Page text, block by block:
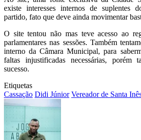
existe interesses internos de suplentes
partido, fato que deve ainda movimentar
O site tentou não mas teve acesso ao
parlamentares nas sessões. Também
interno da Câmara Municipal, para
faltas injustificadas necessárias, porém
sucesso.
Etiquetas
Cassação Didi Júnior Vereador de Santa